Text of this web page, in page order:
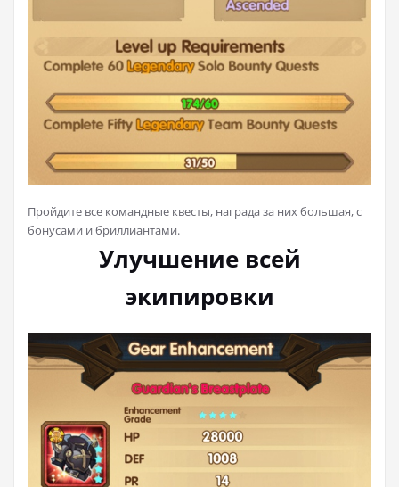
Пройдите все командные квесты, награда за них большая, с
бонусами и бриллиантами.
Улучшение всей
экипировки